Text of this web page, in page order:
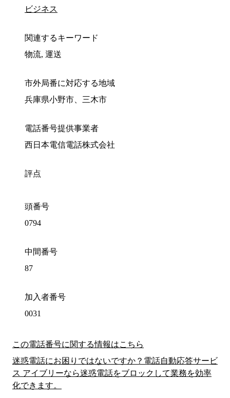
ビジネス
関連するキーワード
物流, 運送
市外局番に対応する地域
兵庫県小野市、三木市
電話番号提供事業者
西日本電信電話株式会社
評点
頭番号
0794
中間番号
87
加入者番号
0031
この電話番号に関する情報はこちら
迷惑電話にお困りではないですか？電話自動応答サービ
ス アイブリーなら迷惑電話をブロックして業務を効率
化できます。